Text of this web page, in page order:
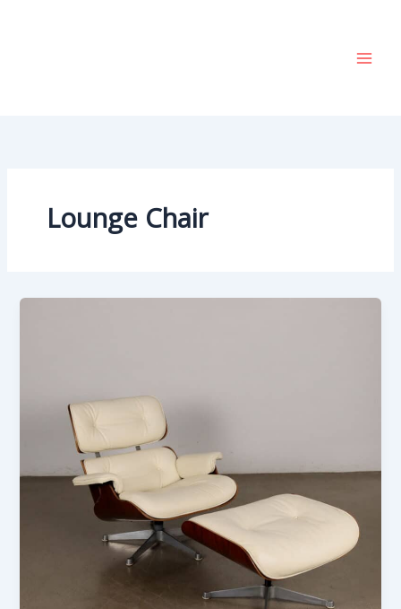
Lounge Chair